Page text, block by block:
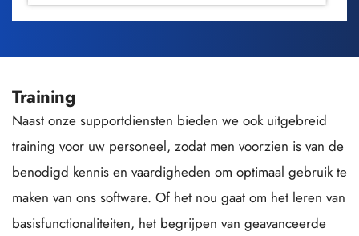
Training
Naast onze supportdiensten bieden we ook uitgebreid
training voor uw personeel, zodat men voorzien is van de
benodigd kennis en vaardigheden om optimaal gebruik te
maken van ons software. Of het nou gaat om het leren van
basisfunctionaliteiten, het begrijpen van geavanceerde